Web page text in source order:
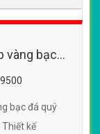
vàng bạc
bạc đá quý
kế